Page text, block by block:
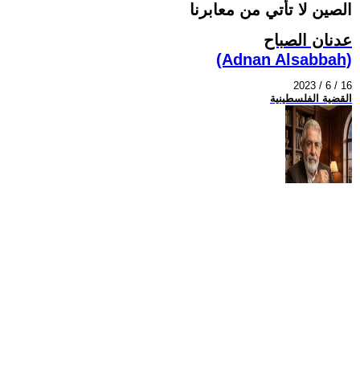
الصين لا تأتي من معابرنا
عدنان الصباح
(Adnan Alsabbah)
2023 / 6 / 16
القضية الفلسطينية